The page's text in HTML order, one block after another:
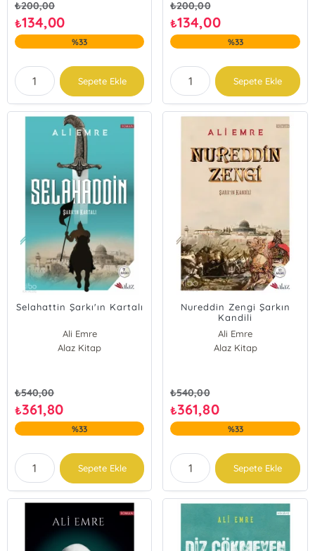
₺200,00
₺134,00
%33
Sepete Ekle
₺200,00
₺134,00
%33
Sepete Ekle
Selahattin Şarkı'ın Kartalı
Ali Emre
Alaz Kitap
₺540,00
₺361,80
%33
Sepete Ekle
Nureddin Zengi Şarkın
Kandili
Ali Emre
Alaz Kitap
₺540,00
₺361,80
%33
Sepete Ekle